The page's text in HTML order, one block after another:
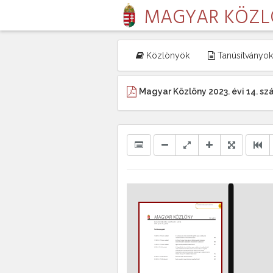
MAGYAR
Közlönyök Tanúsítványok
Magyar Közlöny 2023. évi 14.